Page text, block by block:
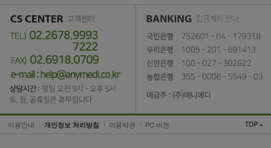
이용안내 개인정보 처리방침 이용약관 PC 버전